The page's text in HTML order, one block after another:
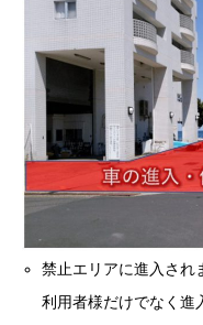
禁止エリアに進入され
利用者様だけでなく進